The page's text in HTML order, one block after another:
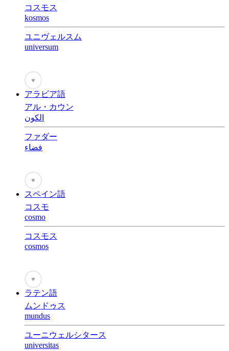
コスモス
kosmos
ユニヴェルスム
universum
♥
アラビア語
アル・カウン
الكون
ファダー
فضاء
♥
スペイン語
コスモ
cosmo
コスモス
cosmos
♥
ラテン語
ムンドゥス
mundus
ユーニウェルシタース
universitas